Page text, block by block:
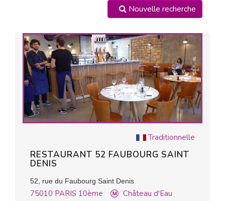
Nouvelle recherche
Traditionnelle
RESTAURANT 52 FAUBOURG SAINT
DENIS
52, rue du Faubourg Saint Denis
75010 PARIS 10ème
Château d'Eau